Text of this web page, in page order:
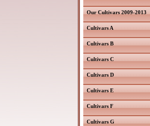
Our Cultivars 2009-2013
Cultivars A
Cultivars B
Cultivars C
Cultivars D
Cultivars E
Cultivars F
Cultivars G